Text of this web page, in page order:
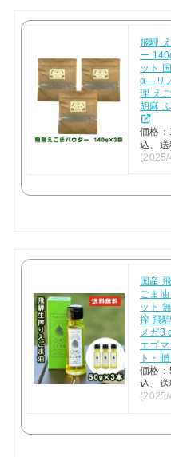
飛騨
ー
ット
α―リ
理 え
胡麻
価格
込、
国産
ごま
ット
搾 飛
メガ3
エゴ
ト・
価格
込、